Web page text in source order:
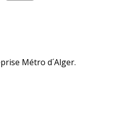
Métro d´Alger.